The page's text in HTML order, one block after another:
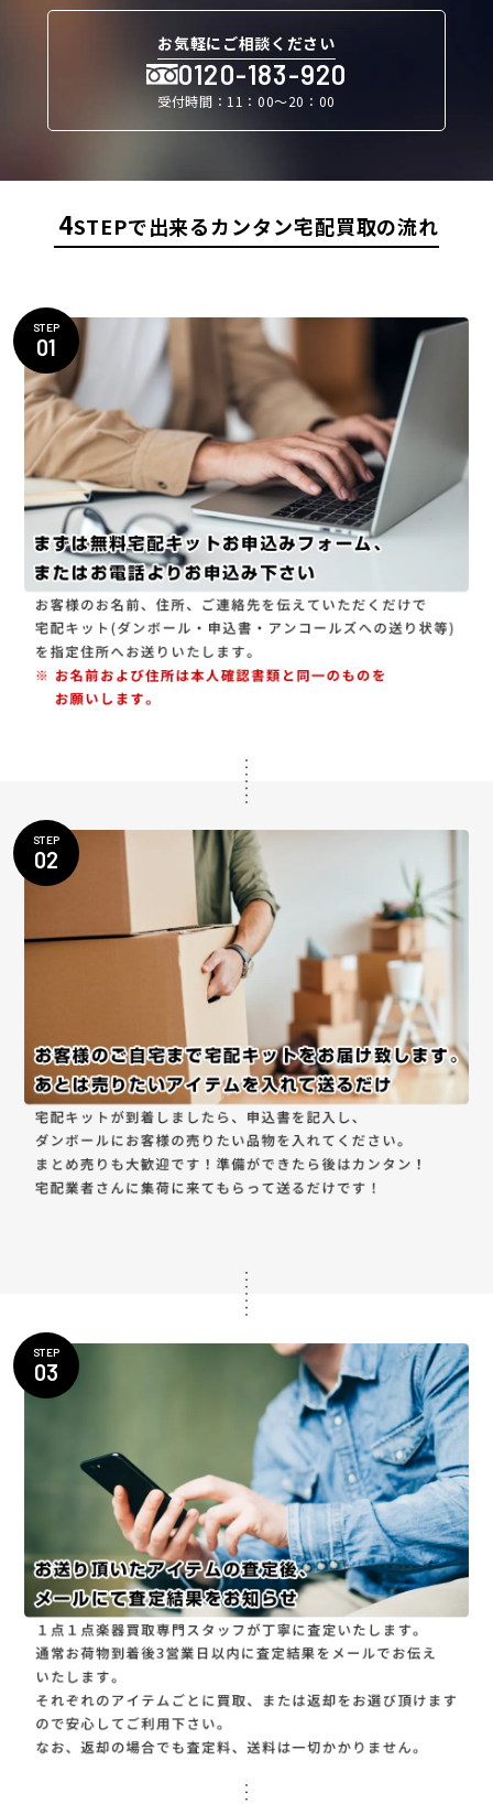
お気軽にご相談ください
0120-183-920
受付時間：11：00〜20：00
4STEPで出来るカンタン宅配買取の流れ
STEP
01
STEP
02
STEP
03